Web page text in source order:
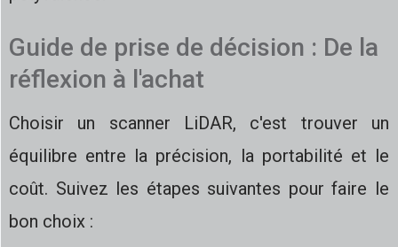
Guide de prise de décision : De la
réflexion à l'achat
Choisir un scanner LiDAR, c'est trouver un
équilibre entre la précision, la portabilité et le
coût. Suivez les étapes suivantes pour faire le
bon choix :